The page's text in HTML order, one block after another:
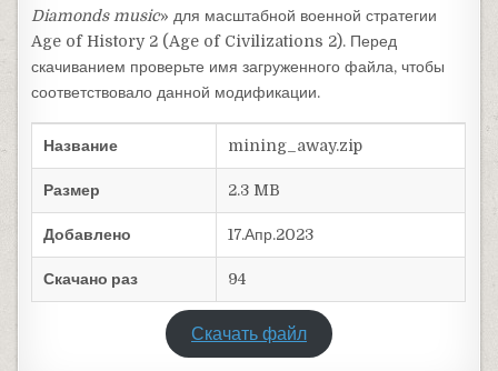
Diamonds music» для масштабной военной стратегии
Age of History 2 (Age of Civilizations 2). Перед
скачиванием проверьте имя загруженного файла, чтобы
соответствовало данной модификации.
Название mining_away.zip
Размер 2.3 MB
Добавлено 17.Апр.2023
Скачано раз 94
Скачать файл